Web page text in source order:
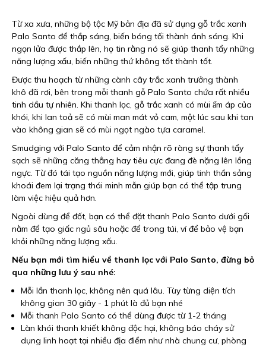
Từ xa xưa, những bộ tộc Mỹ bản địa đã sử dụng gỗ trắc xanh
Palo Santo để thắp sáng, biến bóng tối thành ánh sáng. Khi
ngọn lửa được thắp lên, họ tin rằng nó sẽ giúp thanh tẩy những
năng lượng xấu, biến những thứ không tốt thành tốt.
Được thu hoạch từ những cành cây trắc xanh trưởng thành
khô đã rơi, bên trong mỗi thanh gỗ Palo Santo chứa rất nhiều
tinh dầu tự nhiên. Khi thanh lọc, gỗ trắc xanh có mùi ấm áp của
khói, khi lan toả sẽ có mùi man mát vỏ cam, một lúc sau khi tan
vào không gian sẽ có mùi ngọt ngào tựa caramel.
Smudging với Palo Santo để cảm nhận rõ ràng sự thanh tẩy
sạch sẽ những căng thẳng hay tiêu cực đang đè nặng lên lồng
ngực. Từ đó tái tạo nguồn năng lượng mới, giúp tinh thần sảng
khoái đem lại trạng thái minh mẫn giúp bạn có thể tập trung
làm việc hiệu quả hơn.
Ngoài dùng để đốt, bạn có thể đặt thanh Palo Santo dưới gối
nằm để tạo giấc ngủ sâu hoặc để trong túi, ví để bảo vệ bạn
khỏi những năng lượng xấu.
Nếu bạn mới tìm hiểu về thanh lọc với Palo Santo, đừng bỏ
qua những lưu ý sau nhé:
Mỗi lần thanh lọc, không nên quá lâu. Tùy từng diện tích
không gian 30 giây - 1 phút là đủ bạn nhé
Mỗi thanh Palo Santo có thể dùng được từ 1-2 tháng
Làn khói thanh khiết không độc hại, không báo cháy sử
dụng linh hoạt tại nhiều địa điểm như nhà chung cư, phòng